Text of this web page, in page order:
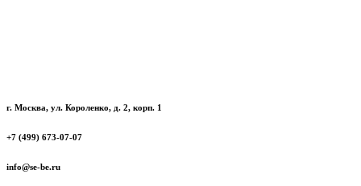
г. Москва, ул. Короленко, д. 2, корп. 1
+7 (499) 673-07-07
info@se-be.ru